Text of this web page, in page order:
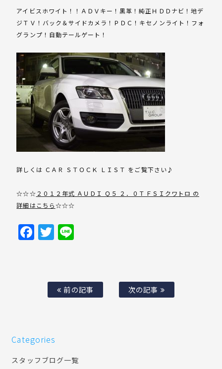
アイビスホワイト！！ＡＤＶキー！黒革！純正ＨＤＤナビ！地デ
ジＴＶ！バック＆サイドカメラ！ＰＤＣ！キセノンライト！フォ
グランプ！自動テールゲート！
詳しくは ＣＡＲ ＳＴＯＣＫ ＬＩＳＴ をご覧下さい♪
☆☆☆ ２０１２年式 ＡＵＤＩ Ｑ５ ２．０ＴＦＳＩクワトロ の
詳細はこちら☆☆☆
Facebook
Twitter
前の記事 次の記事
Categories
スタッフブログ一覧